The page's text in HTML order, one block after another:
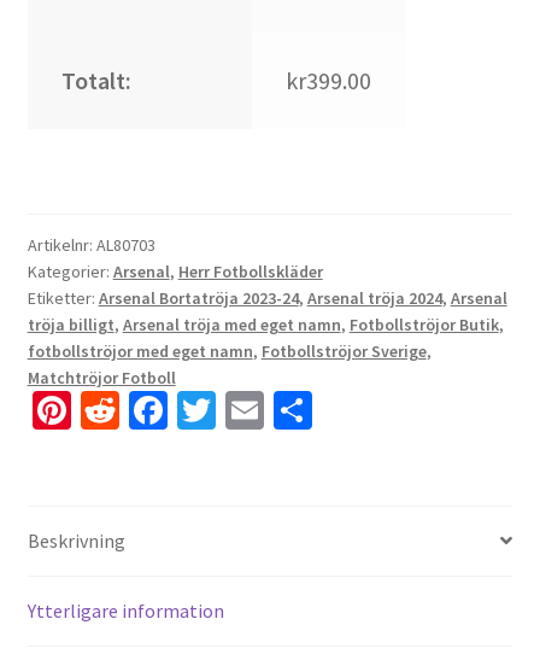
Totalt: kr399.00
Artikelnr: AL80703
Kategorier: Arsenal, Herr Fotbollskläder
Etiketter: Arsenal Bortatröja 2023-24, Arsenal tröja 2024, Arsenal
tröja billigt, Arsenal tröja med eget namn, Fotbollströjor Butik,
fotbollströjor med eget namn, Fotbollströjor Sverige,
Matchtröjor Fotboll
Pi
es
R
di
t
Fa
k
T E D
Beskrivning
Ytterligare information